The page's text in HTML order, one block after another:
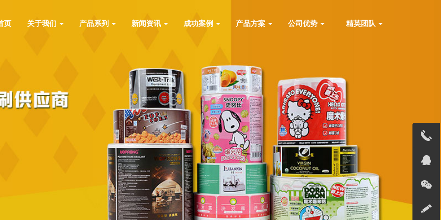
页 关于我们 产品系列 新闻资讯 成功案例 产品方案 公司优势 精英团队
在线客服